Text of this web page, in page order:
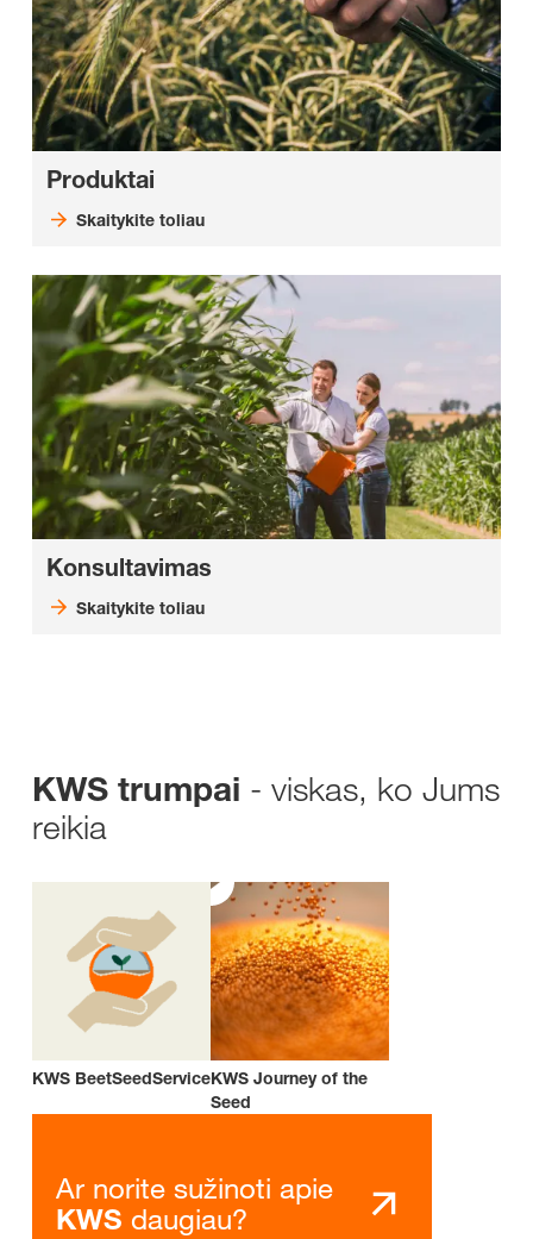
Produktai
Skaitykite toliau
Konsultavimas
Skaitykite toliau
KWS trumpai - viskas, ko Jums
reikia
KWS BeetSeedServiceKWS Journey of the
Seed
Ar norite sužinoti apie
KWS daugiau?